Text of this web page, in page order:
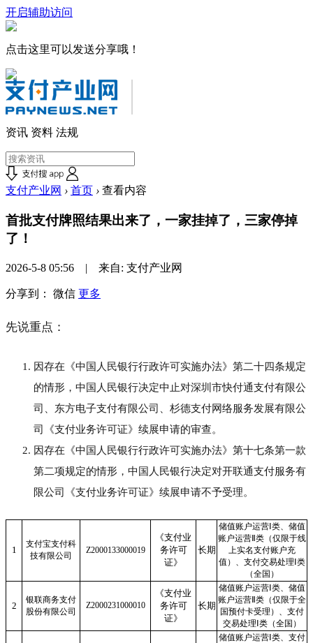
开启辅助访问
点击这里可以发送分享哦！
资讯 资料 法规
支付产业网 › 首页 › 查看内容
首批支付牌照结果出来了，一家挂掉了，三家停掉
了！
2026-5-8 05:56 | 来自: 支付产业网
分享到： 微信 更多
先说重点：
因存在《中国人民银行行政许可实施办法》第二十四条规定
的情形，中国人民银行决定中止对深圳市快付通支付有限公
司、东方电子支付有限公司、杉德支付网络服务发展有限公
司《支付业务许可证》续展申请的审查。
因存在《中国人民银行行政许可实施办法》第十七条第一款
第二项规定的情形，中国人民银行决定对开联通支付服务有
限公司《支付业务许可证》续展申请不予受理。
1
支付宝支付科
技有限公司
Z2000133000019
《支付业
务许可
证》
长期
储值账户运营Ⅰ类、储值
账户运营Ⅱ类（仅限于线
上实名支付账户充
值）、支付交易处理Ⅰ类
（全国）
2
银联商务支付
股份有限公司
Z2000231000010
《支付业
务许可
证》
长期
储值账户运营Ⅰ类、储值
账户运营Ⅱ类（仅限于全
国预付卡受理）、支付
交易处理Ⅰ类（全国）
储值账户运营Ⅰ类、支付